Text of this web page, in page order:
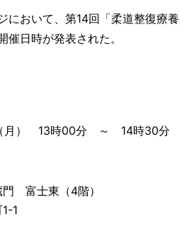
お問い合わせ
において、第14回「柔道整復療養
催日時が発表された。
月） 13時00分 ～ 14時30分
富士東（4階）
1